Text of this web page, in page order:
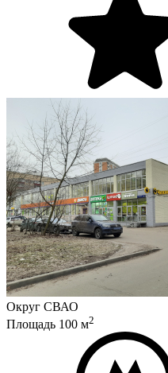
Округ СВАО
Площадь 100 м2